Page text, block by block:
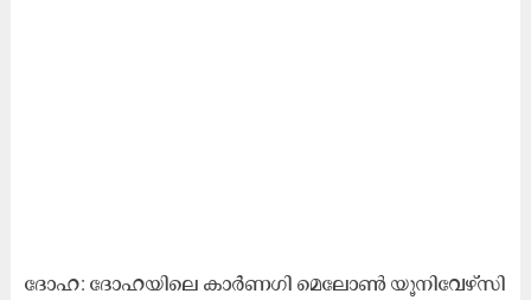
ദോ​ഹ: ദോ​ഹ​യി​ലെ കാ​ർ​ണ​ഗി മെ​ലോ​ൺ യൂ​നി​വേ​ഴ്സി​